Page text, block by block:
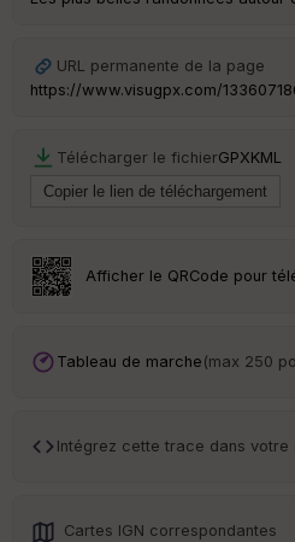
URL permanente de la page
https://www.visugpx.com/
Télécharger le fichierGPXKML
Afficher le QRCode pour
Tableau de marche (max 250
Intégrez cette trace dans votre
Cartes IGN correspondantes